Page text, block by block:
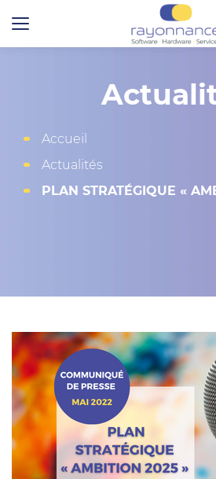
Accueil
Actualités
PLAN STRATÉGIQUE «